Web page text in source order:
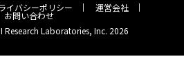
イバシーポリシー 運営会社
お問い合わせ
Research Laboratories, Inc. 2026